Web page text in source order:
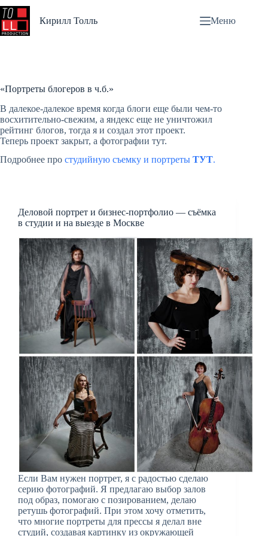
Перейти
к
Кирилл Толль Меню
«Портреты блогеров в ч.б.»
В далекое-далекое время когда блоги еще были чем-то
восхитительно-свежим, а яндекс еще не уничтожил
рейтинг блогов, тогда я и создал этот проект.
Теперь проект закрыт, а фотографии тут.
Подробнее про студийную съемку и портреты ТУТ.
Деловой портрет и бизнес-портфолио — съёмка
в студии и на выезде в Москве
Если Вам нужен портрет, я с радостью сделаю
серию фотографий. Я предлагаю выбор залов
под образ, помогаю с позированием, делаю
ретушь фотографий. При этом хочу отметить,
что многие портреты для прессы я делал вне
студий, создавая картинку из окружающей